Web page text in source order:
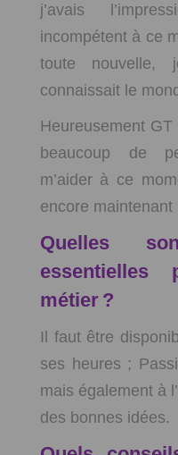
j’avais
incompétent à ce
toute nouvelle,
connaissait le
Heureusement
beaucoup de
m’aider à ce
encore maintenant
Quelles
essentielles
métier ?
Il faut être
ses heures ;
mais également à
des bonnes idées.